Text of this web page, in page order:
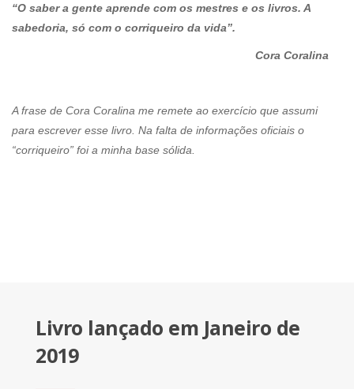
“O saber a gente aprende com os mestres e os livros. A
sabedoria, só com o corriqueiro da vida”.
Cora Coralina
A frase de Cora Coralina me remete ao exercício que assumi
para escrever esse livro. Na falta de informações oficiais o
“corriqueiro” foi a minha base sólida.
Livro lançado em Janeiro de
2019